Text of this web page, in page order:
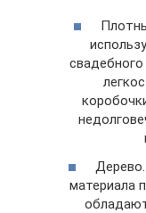
материала